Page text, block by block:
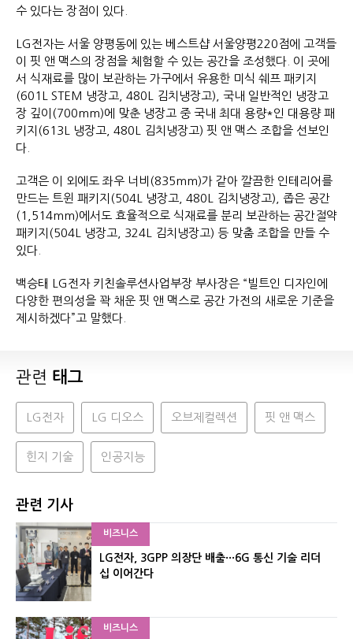
수 있다는 장점이 있다.
LG전자는 서울 양평동에 있는 베스트샵 서울양평220점에 고객들
이 핏 앤 맥스의 장점을 체험할 수 있는 공간을 조성했다. 이 곳에
서 식재료를 많이 보관하는 가구에서 유용한 미식 쉐프 패키지
(601L STEM 냉장고, 480L 김치냉장고), 국내 일반적인 냉장고
장 깊이(700mm)에 맞춘 냉장고 중 국내 최대 용량*인 대용량 패
키지(613L 냉장고, 480L 김치냉장고) 핏 앤 맥스 조합을 선보인
다.
고객은 이 외에도 좌우 너비(835mm)가 같아 깔끔한 인테리어를
만드는 트윈 패키지(504L 냉장고, 480L 김치냉장고), 좁은 공간
(1,514mm)에서도 효율적으로 식재료를 분리 보관하는 공간절약
패키지(504L 냉장고, 324L 김치냉장고) 등 맞춤 조합을 만들 수
있다.
백승태 LG전자 키친솔루션사업부장 부사장은 “빌트인 디자인에
다양한 편의성을 꽉 채운 핏 앤 맥스로 공간 가전의 새로운 기준을
제시하겠다”고 말했다.
관련 태그
LG전자 LG 디오스 오브제컬렉션 핏 앤 맥스
힌지 기술 인공지능
관련 기사
비즈니스
LG전자, 3GPP 의장단 배출···6G 통신 기술 리더
십 이어간다
비즈니스